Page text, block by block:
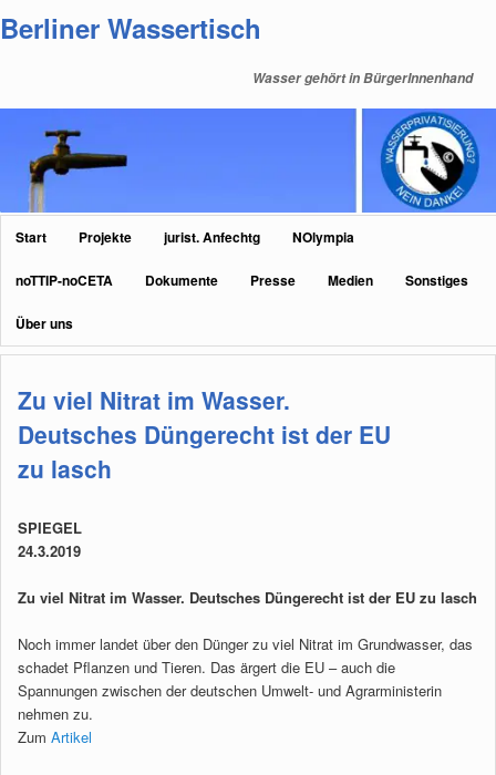
primären
sekundären
Berliner Wassertisch
Wasser gehört in BürgerInnenhand
Hauptmenü
Start Projekte jurist. Anfechtg NOlympia
noTTIP-noCETA Dokumente Presse Medien Sonstiges
Über uns
Zu viel Nitrat im Wasser.
Deutsches Düngerecht ist der EU
zu lasch
SPIEGEL
24.3.2019
Zu viel Nitrat im Wasser. Deutsches Düngerecht ist der EU zu lasch
Noch immer landet über den Dünger zu viel Nitrat im Grundwasser, das
schadet Pflanzen und Tieren. Das ärgert die EU – auch die
Spannungen zwischen der deutschen Umwelt- und Agrarministerin
nehmen zu.
Zum Artikel